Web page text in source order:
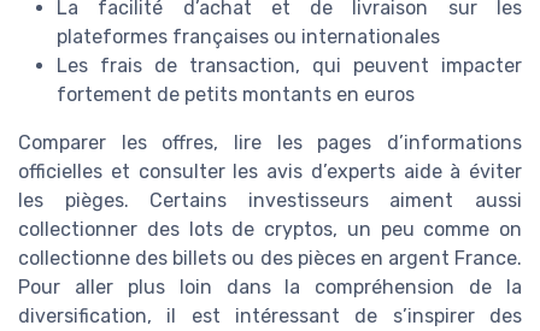
La facilité d’achat et de livraison sur les
plateformes françaises ou internationales
Les frais de transaction, qui peuvent impacter
fortement de petits montants en euros
Comparer les offres, lire les pages d’informations
officielles et consulter les avis d’experts aide à éviter
les pièges. Certains investisseurs aiment aussi
collectionner des lots de cryptos, un peu comme on
collectionne des billets ou des pièces en argent France.
Pour aller plus loin dans la compréhension de la
diversification, il est intéressant de s’inspirer des